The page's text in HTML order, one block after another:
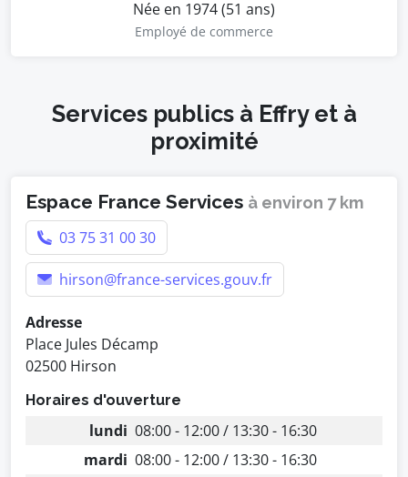
Née en 1974 (51 ans)
Employé de commerce
Services publics à Effry et à
proximité
Espace France Services à environ 7 km
03 75 31 00 30
hirson@france-services.gouv.fr
Adresse
Place Jules Décamp
02500 Hirson
Horaires d'ouverture
lundi 08:00 - 12:00 / 13:30 - 16:30
mardi 08:00 - 12:00 / 13:30 - 16:30